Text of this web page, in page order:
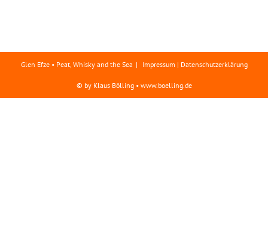
Glen Efze • Peat, Whisky and the Sea Impressum | Datenschutzerklärung
© by Klaus Bölling • www.boelling.de